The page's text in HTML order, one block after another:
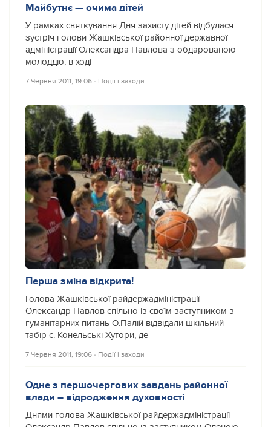
Майбутнє — очима дітей
У рамках святкування Дня захисту дітей відбулася
зустріч голови Жашківської районної державної
адміністрації Олександра Павлова з обдарованою
молоддю, в ході
7 Червня 2011, 19:06 ‐ Події і заходи
Перша зміна відкрита!
Голова Жашківської райдержадміністрації
Олександр Павлов спільно із своїм заступником з
гуманітарних питань О.Палій відвідали шкільний
табір с. Конельські Хутори, де
7 Червня 2011, 19:06 ‐ Події і заходи
Одне з першочергових завдань районної
влади – відродження духовності
Днями голова Жашківської райдержадміністрації